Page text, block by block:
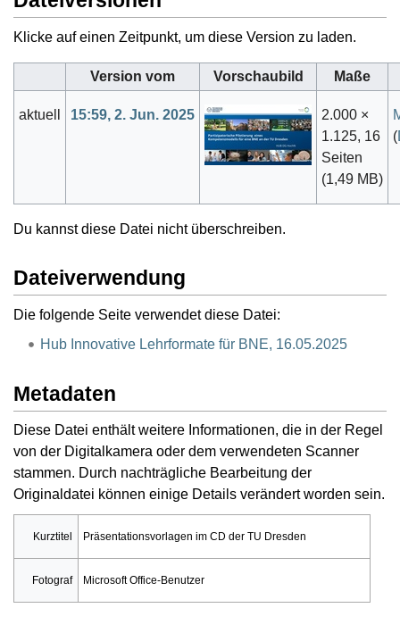
Klicke auf einen Zeitpunkt, um diese Version zu laden.
Version vom Vorschaubild Maße
aktuell 15:59, 2. Jun. 2025
2.000 ×
1.125, 16
Seiten
(1,49 MB)
(
Du kannst diese Datei nicht überschreiben.
Dateiverwendung
Die folgende Seite verwendet diese Datei:
Hub Innovative Lehrformate für BNE, 16.05.2025
Metadaten
Diese Datei enthält weitere Informationen, die in der Regel
von der Digitalkamera oder dem verwendeten Scanner
stammen. Durch nachträgliche Bearbeitung der
Originaldatei können einige Details verändert worden sein.
Kurztitel Präsentationsvorlagen im CD der TU Dresden
Fotograf Microsoft Office-Benutzer